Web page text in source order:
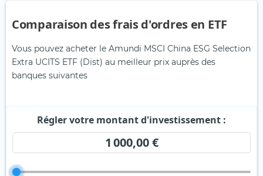
Comparaison des frais d'ordres en ETF
Vous pouvez acheter le Amundi MSCI China ESG Selection
Extra UCITS ETF (Dist) au meilleur prix auprès des
banques suivantes
Régler votre montant d'investissement :
1 000,00 €